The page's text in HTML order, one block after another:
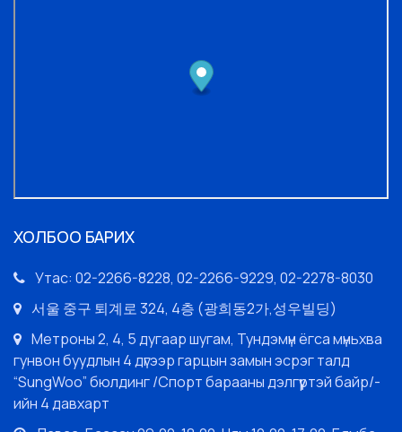
ХОЛБОО БАРИХ
Утас: 02-2266-8228, 02-2266-9229, 02-2278-8030
서울 중구 퇴계로 324, 4층 (광희동2가,성우빌딩)
Метроны 2, 4, 5 дугаар шугам, Тундэмүн ёгса мүньхва
гунвон буудлын 4 дүгээр гарцын замын эсрэг талд
“SungWoo” бюлдинг /Спорт барааны дэлгүүртэй байр/-
ийн 4 давхарт